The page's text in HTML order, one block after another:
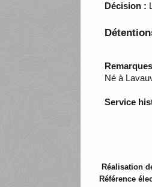
Décision :
Né à
Service
Réalisation
Référence